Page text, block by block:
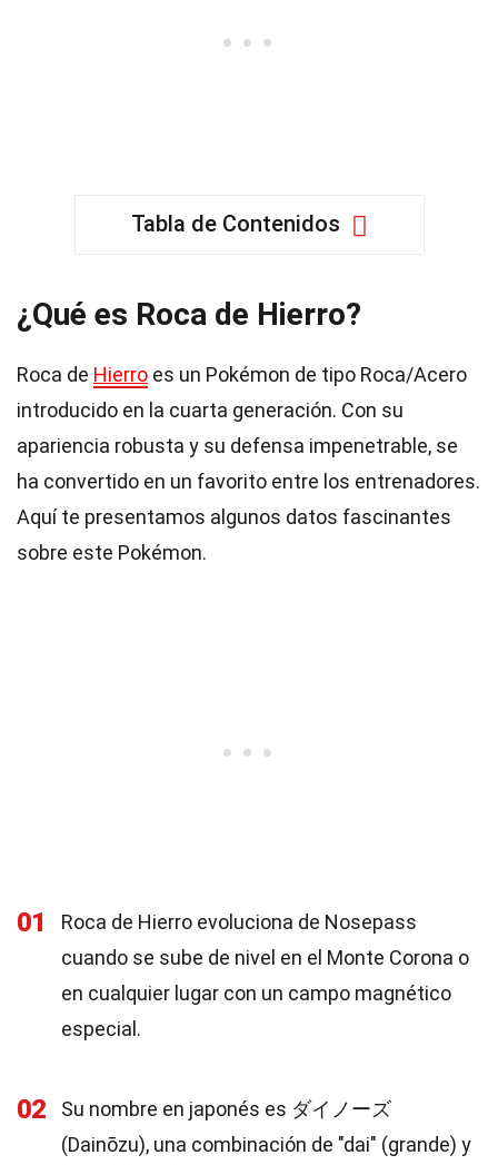
Tabla de Contenidos
¿Qué es Roca de Hierro?
Roca de Hierro es un Pokémon de tipo Roca/Acero
introducido en la cuarta generación. Con su
apariencia robusta y su defensa impenetrable, se
ha convertido en un favorito entre los entrenadores.
Aquí te presentamos algunos datos fascinantes
sobre este Pokémon.
01
Roca de Hierro evoluciona de Nosepass
cuando se sube de nivel en el Monte Corona o
en cualquier lugar con un campo magnético
especial.
02
Su nombre en japonés es ダイノーズ
(Dainōzu), una combinación de "dai" (grande) y